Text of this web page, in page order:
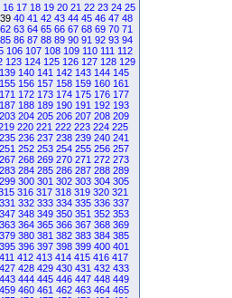
16 17 18 19 20 21 22 23 24 25
39 40 41 42 43 44 45 46 47 48
62 63 64 65 66 67 68 69 70 71
85 86 87 88 89 90 91 92 93 94
106 107 108 109 110 111 112
123 124 125 126 127 128 129
139 140 141 142 143 144 145
155 156 157 158 159 160 161
171 172 173 174 175 176 177
187 188 189 190 191 192 193
203 204 205 206 207 208 209
220 221 222 223 224 225
235 236 237 238 239 240 241
251 252 253 254 255 256 257
267 268 269 270 271 272 273
283 284 285 286 287 288 289
299 300 301 302 303 304 305
316 317 318 319 320 321
331 332 333 334 335 336 337
347 348 349 350 351 352 353
363 364 365 366 367 368 369
379 380 381 382 383 384 385
395 396 397 398 399 400 401
411 412 413 414 415 416 417
427 428 429 430 431 432 433
443 444 445 446 447 448 449
459 460 461 462 463 464 465